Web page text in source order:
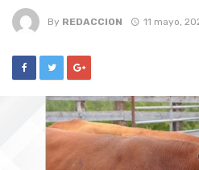
By REDACCION 11 mayo,